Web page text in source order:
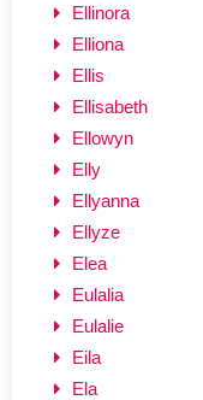
Ellinora
Elliona
Ellis
Ellisabeth
Ellowyn
Elly
Ellyanna
Ellyze
Elea
Eulalia
Eulalie
Eila
Ela